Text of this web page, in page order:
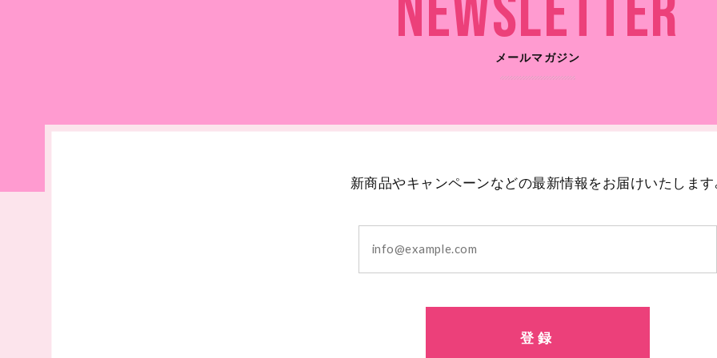
メールマガジン
新商品やキャンペーンなどの最新情報をお届けいたします
登録